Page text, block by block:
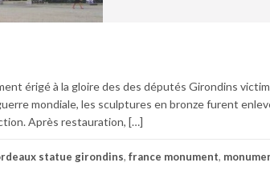
érigé à la gloire des des députés Girondins
mondiale, les sculptures en bronze furent
Après restauration, […]
statue girondins, france monument,